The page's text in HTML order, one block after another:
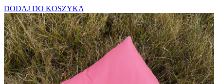
DODAJ DO KOSZYKA